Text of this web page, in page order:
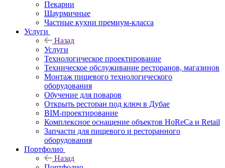
Пекарни
Шаурмичные
Частные кухни премиум-класса
Услуги
Назад
Услуги
Технологическое проектирование
Техническое обслуживание ресторанов, магазинов
Монтаж пищевого технологического
оборудования
Обучение для поваров
Открыть ресторан под ключ в Дубае
BIM-проектирование
Комплексное оснащение объектов HoReCa и Retail
Запчасти для пищевого и ресторанного
оборудования
Портфолио
Назад